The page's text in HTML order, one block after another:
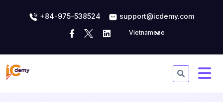
+84-975-538524 support@icdemy.com
Vietnamese